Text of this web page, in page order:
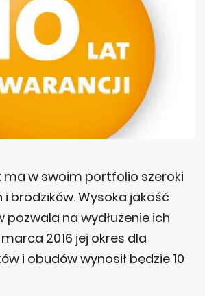
ma w swoim portfolio szeroki
i brodzików. Wysoka jakość
na wydłużenie ich
2016 jej okres dla
i obudów wynosił będzie 10